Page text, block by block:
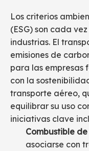
Los criterios
(ESG) son cada
industrias. El
emisiones de
para las empresas
con la
transporte aéreo,
equilibrar su uso
iniciativas clave
Combustible
asociarse con